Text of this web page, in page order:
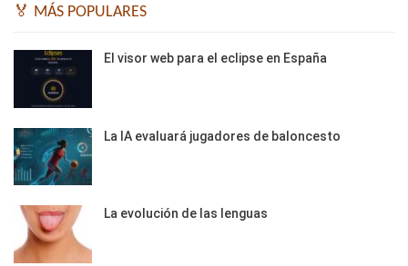
🏅 MÁS POPULARES
El visor web para el eclipse en España
La IA evaluará jugadores de baloncesto
La evolución de las lenguas